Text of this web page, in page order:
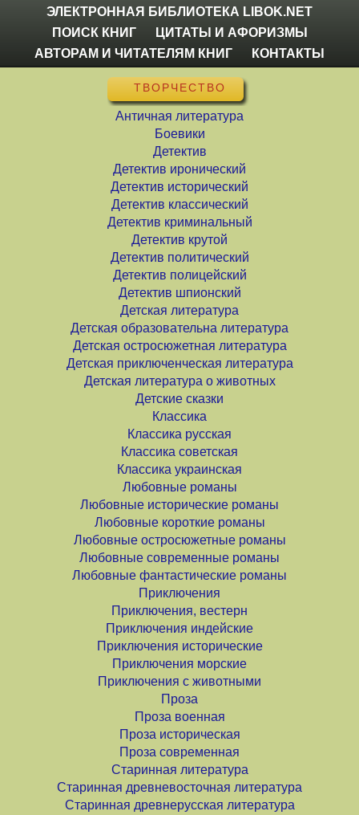
ЭЛЕКТРОННАЯ БИБЛИОТЕКА LIBOK.NET
ПОИСК КНИГ
ЦИТАТЫ И АФОРИЗМЫ
АВТОРАМ И ЧИТАТЕЛЯМ КНИГ
КОНТАКТЫ
ТВОРЧЕСТВО
Античная литература
Боевики
Детектив
Детектив иронический
Детектив исторический
Детектив классический
Детектив криминальный
Детектив крутой
Детектив политический
Детектив полицейский
Детектив шпионский
Детская литература
Детская образовательна литература
Детская остросюжетная литература
Детская приключенческая литература
Детская литература о животных
Детские сказки
Классика
Классика русская
Классика советская
Классика украинская
Любовные романы
Любовные исторические романы
Любовные короткие романы
Любовные остросюжетные романы
Любовные современные романы
Любовные фантастические романы
Приключения
Приключения, вестерн
Приключения индейские
Приключения исторические
Приключения морские
Приключения с животными
Проза
Проза военная
Проза историческая
Проза современная
Старинная литература
Старинная древневосточная литература
Старинная древнерусская литература